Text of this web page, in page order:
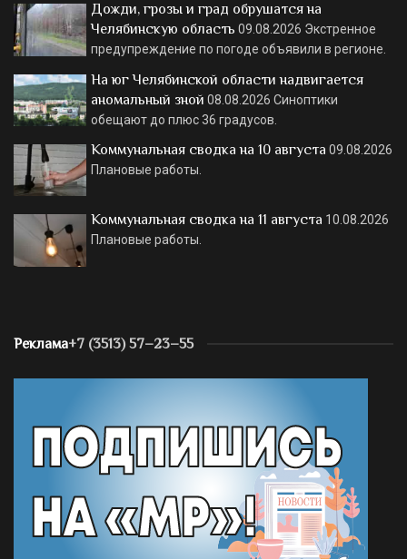
Дожди, грозы и град обрушатся на
Челябинскую область 09.08.2026 Экстренное
предупреждение по погоде объявили в регионе.
На юг Челябинской области надвигается
аномальный зной 08.08.2026 Синоптики
обещают до плюс 36 градусов.
Коммунальная сводка на 10 августа 09.08.2026
Плановые работы.
Коммунальная сводка на 11 августа 10.08.2026
Плановые работы.
Реклама+7 (3513) 57–23–55